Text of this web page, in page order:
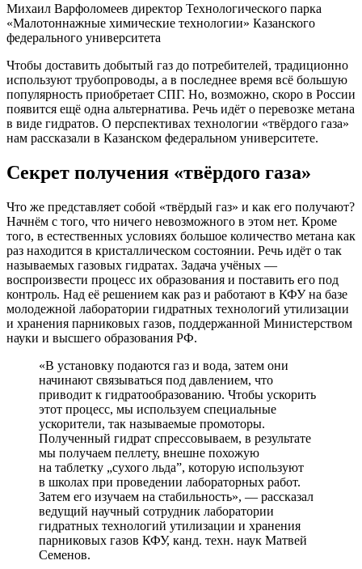
Михаил Варфоломеев директор Технологического парка
«Малотоннажные химические технологии» Казанского
федерального университета
Чтобы доставить добытый газ до потребителей, традиционно
используют трубопроводы, а в последнее время всё большую
популярность приобретает СПГ. Но, возможно, скоро в России
появится ещё одна альтернатива. Речь идёт о перевозке метана
в виде гидратов. О перспективах технологии «твёрдого газа»
нам рассказали в Казанском федеральном университете.
Секрет получения «твёрдого газа»
Что же представляет собой «твёрдый газ» и как его получают?
Начнём с того, что ничего невозможного в этом нет. Кроме
того, в естественных условиях большое количество метана как
раз находится в кристаллическом состоянии. Речь идёт о так
называемых газовых гидратах. Задача учёных ―
воспроизвести процесс их образования и поставить его под
контроль. Над её решением как раз и работают в КФУ на базе
молодежной лаборатории гидратных технологий утилизации
и хранения парниковых газов, поддержанной Министерством
науки и высшего образования РФ.
«В установку подаются газ и вода, затем они
начинают связываться под давлением, что
приводит к гидратообразованию. Чтобы ускорить
этот процесс, мы используем специальные
ускорители, так называемые промоторы.
Полученный гидрат спрессовываем, в результате
мы получаем пеллету, внешне похожую
на таблетку „сухого льда”, которую используют
в школах при проведении лабораторных работ.
Затем его изучаем на стабильность», ― рассказал
ведущий научный сотрудник лаборатории
гидратных технологий утилизации и хранения
парниковых газов КФУ, канд. техн. наук Матвей
Семенов.